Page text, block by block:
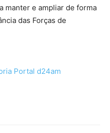
manter e ampliar de forma
das Forças de
Portal d24am